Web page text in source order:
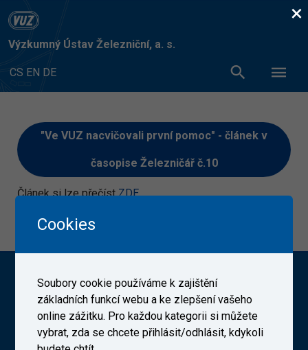
Výzkumný Ústav Železniční, a. s.
CS EN DE
"Ve VUZ nacvičovali první pomoc" - článek v
časopise Železničář č.10
Článek si lze přečístZDE
Výzkumný Ústav Železniční, a. s. (VUZ)
×
Cookies
Soubory cookie používáme k zajištění
základních funkcí webu a ke zlepšení vašeho
online zážitku. Pro každou kategorii si můžete
vybrat, zda se chcete přihlásit/odhlásit, kdykoli